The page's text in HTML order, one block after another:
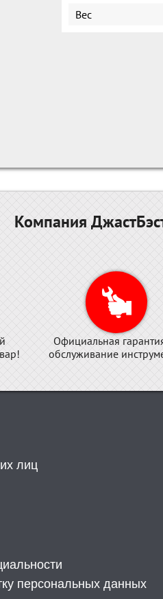
Вес
Компания
Официальная
обслуживание
лиц
персональных данных